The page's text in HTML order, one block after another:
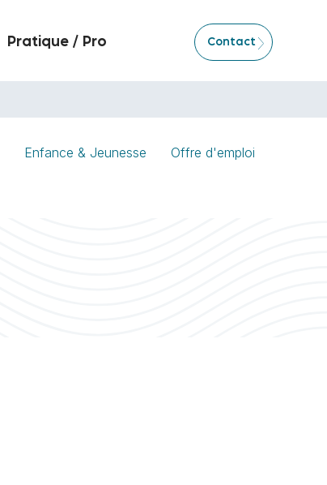
Pratique / Pro Contact
Enfance & Jeunesse Offre d'emploi